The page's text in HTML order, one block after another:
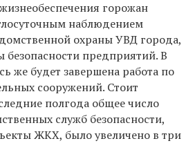
горожан
наблюдением
охраны УВД города,
безопасности предприятий. В
же будет завершена работа по
сооружений. Стоит
полгода общее число
служб безопасности,
ЖКХ, было увеличено в три